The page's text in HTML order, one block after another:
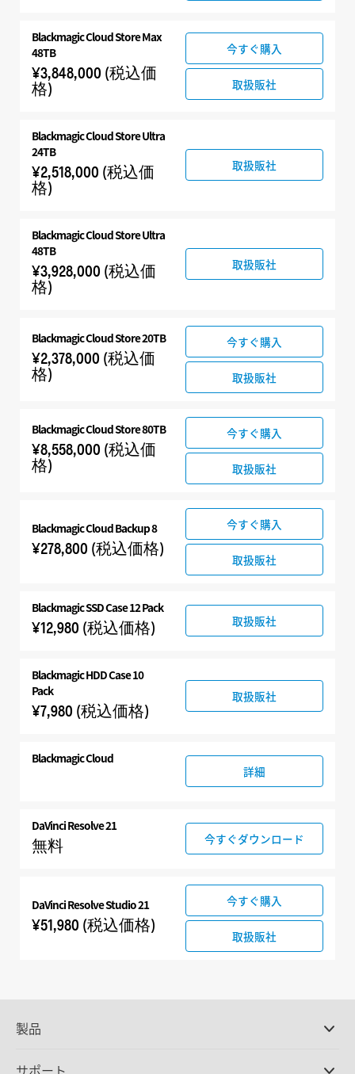
Blackmagic Cloud Store Max
48TB
¥3,848,000 (税込価
格)
今すぐ購入
取扱販社
Blackmagic Cloud Store Ultra
24TB
¥2,518,000 (税込価
格)
取扱販社
Blackmagic Cloud Store Ultra
48TB
¥3,928,000 (税込価
格)
取扱販社
Blackmagic Cloud Store 20TB
¥2,378,000 (税込価
格)
今すぐ購入
取扱販社
Blackmagic Cloud Store 80TB
¥8,558,000 (税込価
格)
今すぐ購入
取扱販社
Blackmagic Cloud Backup 8
¥278,800 (税込価格)
今すぐ購入
取扱販社
Blackmagic SSD Case 12 Pack
¥12,980 (税込価格) 取扱販社
Blackmagic HDD Case 10
Pack
¥7,980 (税込価格)
取扱販社
Blackmagic Cloud
詳細
DaVinci Resolve 21
無料 今すぐダウンロード
DaVinci Resolve Studio 21
¥51,980 (税込価格)
今すぐ購入
取扱販社
製品
サポート